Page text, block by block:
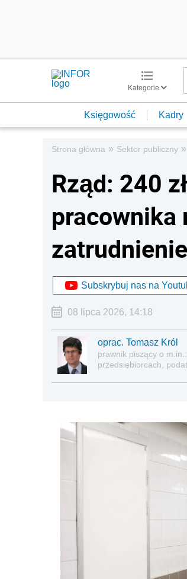
Kategorie
Księgowość Kadry
Strona główna » Sektor publiczny »
Rząd: 240
pracownika
Subskrybuj nas na
08 lipca 2026, 14:18
oprac. Tomasz Król
prawnik piszący o
przedsiębiorcach,